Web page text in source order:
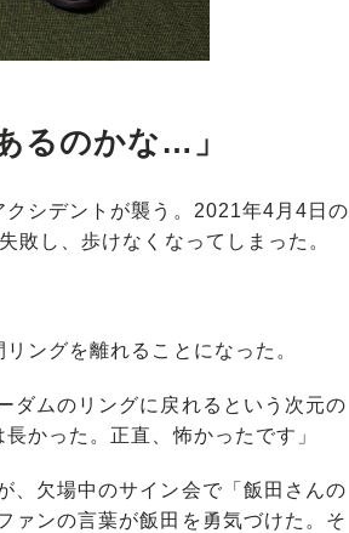
るのかな…」
シデントが襲う。2021年4月4日の
敗し、歩けなくなってしまった。
ングを離れることになった。
ダムのリングに戻れるという次元の
かった。正直、怖かったです」
欠場中のサイン会で「飯田さんの
ァンの言葉が飯田を勇気づけた。そ